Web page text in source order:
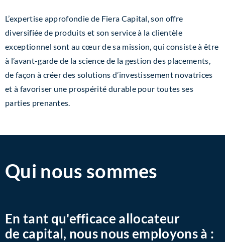
L’expertise approfondie de Fiera Capital, son offre
diversifiée de produits et son service à la clientèle
exceptionnel sont au cœur de sa mission, qui consiste à être
à l’avant-garde de la science de la gestion des placements,
de façon à créer des solutions d’investissement novatrices
et à favoriser une prospérité durable pour toutes ses
parties prenantes.
Qui nous sommes
En tant qu'efficace allocateur
de capital, nous nous employons à :